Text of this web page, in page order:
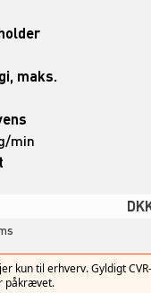
maks.
min
kun til erhverv. Gyldigt CVR-
påkrævet.